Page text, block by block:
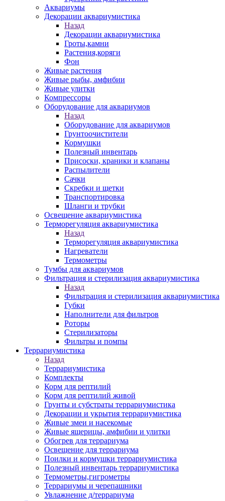
Аквариумы
Декорации аквариумистика
Назад
Декорации аквариумистика
Гроты,камни
Растения,коряги
Фон
Живые растения
Живые рыбы, амфибии
Живые улитки
Компрессоры
Оборудование для аквариумов
Назад
Оборудование для аквариумов
Грунтоочистители
Кормушки
Полезный инвентарь
Присоски, краники и клапаны
Распылители
Сачки
Скребки и щетки
Транспортировка
Шланги и трубки
Освещение аквариумистика
Терморегуляция аквариумистика
Назад
Терморегуляция аквариумистика
Нагреватели
Термометры
Тумбы для аквариумов
Фильтрация и стерилизация аквариумистика
Назад
Фильтрация и стерилизация аквариумистика
Губки
Наполнители для фильтров
Роторы
Стерилизаторы
Фильтры и помпы
Террариумистика
Назад
Террариумистика
Комплекты
Корм для рептилий
Корм для рептилий живой
Грунты и субстраты террариумистика
Декорации и укрытия террариумистика
Живые змеи и насекомые
Живые ящерицы, амфибии и улитки
Обогрев для террариума
Освещение для террариума
Поилки и кормушки террариумистика
Полезный инвентарь террариумистика
Термометры,гигрометры
Террариумы и черепашники
Увлажнение д/террариума